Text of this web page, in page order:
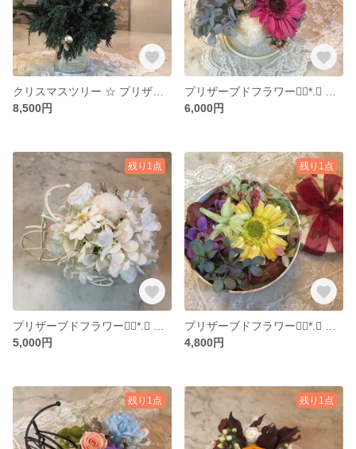
8,500円
6,000円
残り1点
5,000円
残り1点
4,800円
残り1点 残り1点